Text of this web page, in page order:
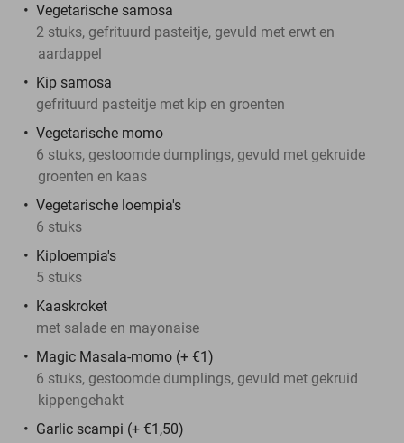
Vegetarische samosa
2 stuks, gefrituurd pasteitje, gevuld met erwt en
aardappel
Kip samosa
gefrituurd pasteitje met kip en groenten
Vegetarische momo
6 stuks, gestoomde dumplings, gevuld met gekruide
groenten en kaas
Vegetarische loempia's
6 stuks
Kiploempia's
5 stuks
Kaaskroket
met salade en mayonaise
Magic Masala-momo (+ €1)
6 stuks, gestoomde dumplings, gevuld met gekruid
kippengehakt
Garlic scampi (+ €1,50)